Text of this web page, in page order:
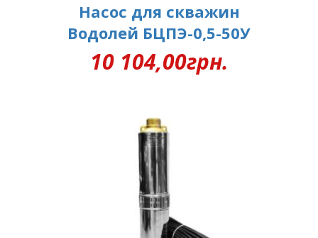
Насос для скважин
Водолей БЦПЭ-0,5-50У
10 104,00грн.